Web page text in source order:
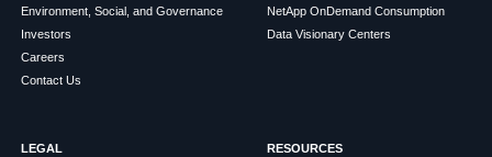
Environment, Social, and Governance
Investors
Careers
Contact Us
NetApp OnDemand Consumption
Data Visionary Centers
LEGAL
RESOURCES